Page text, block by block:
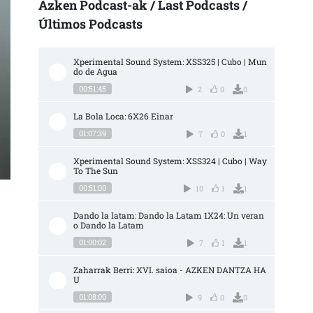
Azken Podcast-ak / Last Podcasts /
Últimos Podcasts
Xperimental Sound System: XSS325 | Cubo | Mun
do de Agua
00:51:45 2 0 0
La Bola Loca: 6X26 Einar
01:07:39 7 0 1
Xperimental Sound System: XSS324 | Cubo | Way
To The Sun
00:51:00 10 1 1
Dando la latam: Dando la Latam 1X24: Un veran
o Dando la Latam
01:00:02 7 1 1
Zaharrak Berri: XVI. saioa - AZKEN DANTZA HA
U
01:08:00 9 0 0